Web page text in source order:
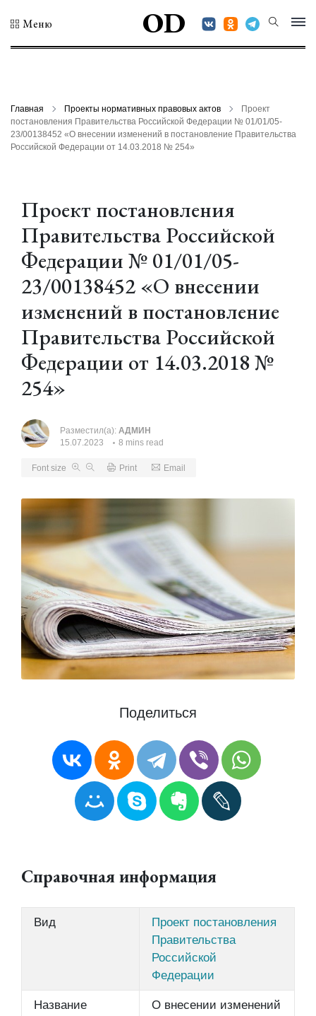
Меню OD
Главная Проекты нормативных правовых актов
Проект
постановления Правительства Российской Федерации № 01/01/05-
23/00138452 «О внесении изменений в постановление Правительства
Российской Федерации от 14.03.2018 № 254»
Проект постановления
Правительства Российской
Федерации № 01/01/05-
23/00138452 «О внесении
изменений в постановление
Правительства Российской
Федерации от 14.03.2018 №
254»
Разместил(а): АДМИН
15.07.2023
8 mins read
Font size Print Email
Поделиться
Справочная информация
Вид
Проект постановления
Правительства
Российской
Федерации
Название
О внесении изменений